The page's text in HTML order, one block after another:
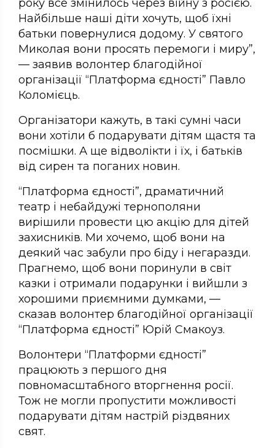
року все змінилось через війну з росією.
Найбільше наші діти хочуть, щоб їхні
батьки повернулися додому. У святого
Миколая вони просять перемоги і миру”,
— заявив волонтер благодійної
організації “Платформа єдності” Павло
Коломієць.
Організатори кажуть, в такі сумні часи
вони хотіли б подарувати дітям щастя та
посмішки. А ще відволікти і їх, і батьків
від сирен та поганих новин.
“Платформа єдності”, драматичний
театр і небайдужі тернополяни
вирішили провести цю акцію для дітей
захисників. Ми хочемо, щоб вони на
деякий час забули про біду і негаразди.
Прагнемо, щоб вони поринули в світ
казки і отримали подарунки і вийшли з
хорошими приємними думками, —
сказав волонтер благодійної організації
“Платформа єдності” Юрій Смакоуз.
Волонтери “Платформи єдності”
працюють з першого дня
повномасштабного вторгнення росії.
Тож не могли пропустити можливості
подарувати дітям настрій різдвяних
свят.